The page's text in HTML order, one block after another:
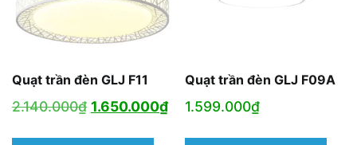
Quạt trần đèn GLJ F11
2.140.000₫ Giá
1.650.000₫Giá
Quạt trần đèn GLJ F09A
1.599.000₫